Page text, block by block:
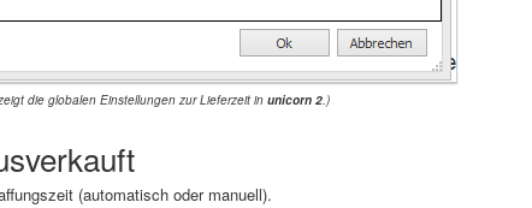
die globalen Einstellungen zur Lieferzeit in unicorn 2.)
(automatisch oder manuell).